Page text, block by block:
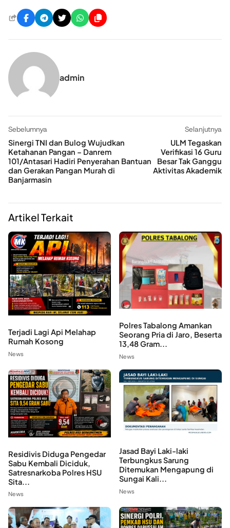
admin
Sebelumnya
‎Sinergi TNI dan Bulog Wujudkan
Ketahanan Pangan – Danrem
101/Antasari Hadiri Penyerahan Bantuan
dan Gerakan Pangan Murah di
Banjarmasin
Selanjutnya
ULM Tegaskan
Verifikasi 16 Guru
Besar Tak Ganggu
Aktivitas Akademik
Artikel Terkait
Terjadi Lagi Api Melahap
Rumah Kosong
News
Polres Tabalong Amankan
Seorang Pria di Jaro, Beserta
13,48 Gram...
News
Residivis Diduga Pengedar
Sabu Kembali Diciduk,
Satresnarkoba Polres HSU
Sita...
News
Jasad Bayi Laki-laki
Terbungkus Sarung
Ditemukan Mengapung di
Sungai Kali...
News